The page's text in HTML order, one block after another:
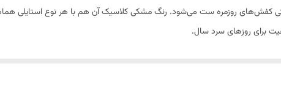
کفش‌های روزمره ست می‌شود. رنگ مشکی کلاسیک آن هم با هر نوع استایلی